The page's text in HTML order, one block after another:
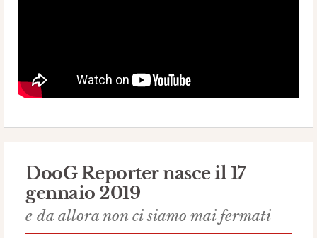
DooG Reporter nasce il 17
gennaio 2019
e da allora non ci siamo mai fermati